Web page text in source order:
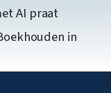
AI praat
in